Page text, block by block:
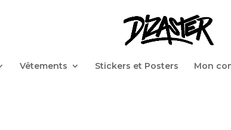
Vêtements Stickers et Posters Mon